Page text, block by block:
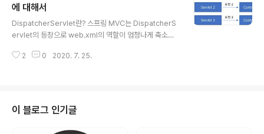
토큰이 탈취 당할 수 있다는 것이 가장 큰 단점이라고 많이
느꼈습니다. 그래서 이번 글에서는 JWT 대신 세션에 대해
서 알아보고 추가적으로 인터셉터, 쿠키에 대해서도 살~짝
에서 HttpSession을 사용하려면 아래의 두 가지 ..
에 대해서
DispatcherServlet란? 스프링 MVC는 DispatcherS
ervlet의 등장으로 web.xml의 역할이 엄청나게 축소되
시 web.xml에 등록하여 사용했지만 이제는 Dispatcher
주는 코드를 하나하나 작성해야 했다. DispatcherServl
et은 하나의 Servlet에서 모든 요청을 받아들여 그에 맞
는 Controller로 보내주는 역할을 한다. 그리고 @MVC
2 0 2020. 7. 25.
이 블로그 인기글